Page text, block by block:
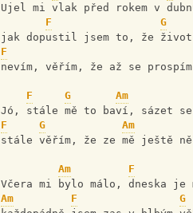
Ujel mi vlak před rokem v
F
G
jak dopustil jsem to, že
F
nevím, věřím, že až se
F G Am
Jó, stále mě to baví, sázet
F
G Am
stále věřím, že ze mě ještě
Am F
Včera mi bylo málo, dneska
Am
F G